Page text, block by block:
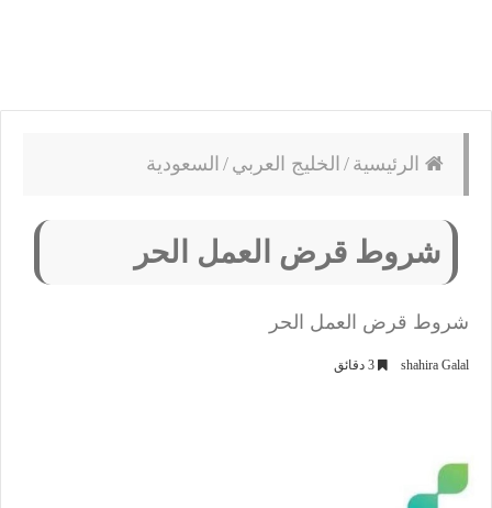
الرئيسية / الخليج العربي / السعودية
شروط قرض العمل الحر
شروط قرض العمل الحر
shahira Galal